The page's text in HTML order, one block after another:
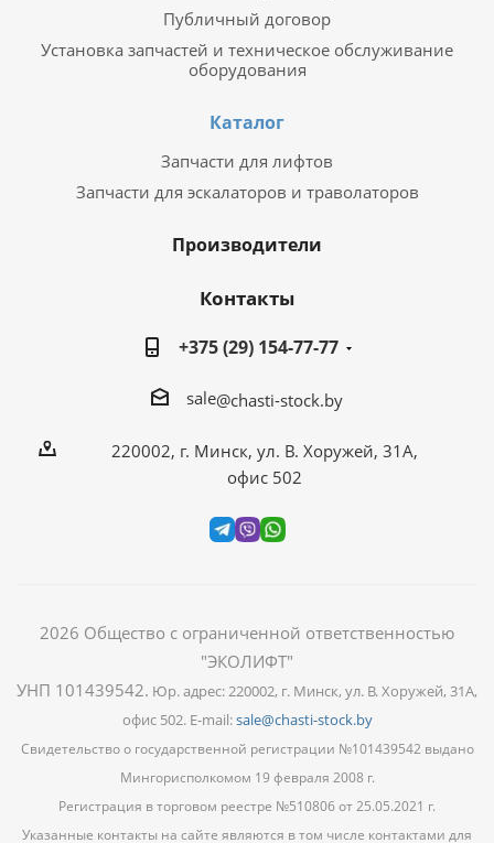
Публичный договор
Установка запчастей и техническое обслуживание
оборудования
Каталог
Запчасти для лифтов
Запчасти для эскалаторов и траволаторов
Производители
Контакты
+375 (29) 154-77-77
sale@chasti-stock.by
220002, г. Минск, ул. В. Хоружей, 31А,
офис 502
2026 Общество с ограниченной ответственностью
"ЭКОЛИФТ"
УНП 101439542. Юр. адрес: 220002, г. Минск, ул. В. Хоружей, 31А,
офис 502. E-mail:sale@chasti-stock.by
Свидетельство о государственной регистрации №101439542 выдано
Мингорисполкомом 19 февраля 2008 г.
Регистрация в торговом реестре №510806 от 25.05.2021 г.
Указанные контакты на сайте являются в том числе контактами для